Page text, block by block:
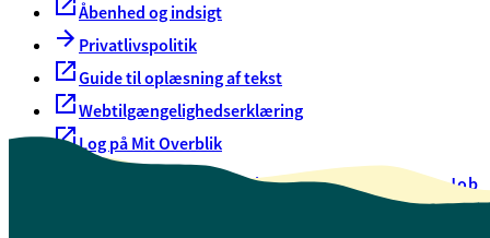
Åbenhed og indsigt
Privatlivspolitik
Guide til oplæsning af tekst
Webtilgængelighedserklæring
Log på Mit Overblik
Oversigt over selvbetjeningJob